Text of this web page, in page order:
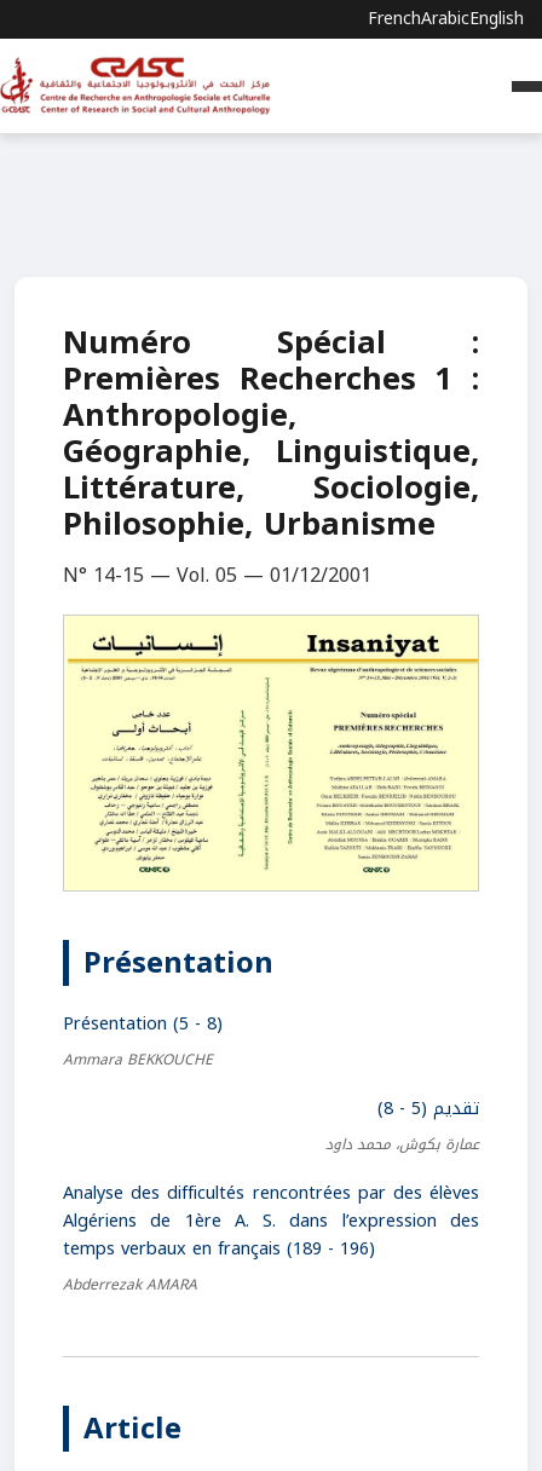
FrenchArabicEnglish
Numéro Spécial :
Premières Recherches 1 :
Anthropologie,
Géographie, Linguistique,
Littérature, Sociologie,
Philosophie, Urbanisme
N° 14-15 — Vol. 05 — 01/12/2001
Présentation
Présentation (5 - 8)
Ammara BEKKOUCHE
تقديم (5 - 8)
عمارة بكوش، محمد داود
Analyse des difficultés rencontrées par des élèves
Algériens de 1ère A. S. dans l’expression des
temps verbaux en français (189 - 196)
Abderrezak AMARA
Article